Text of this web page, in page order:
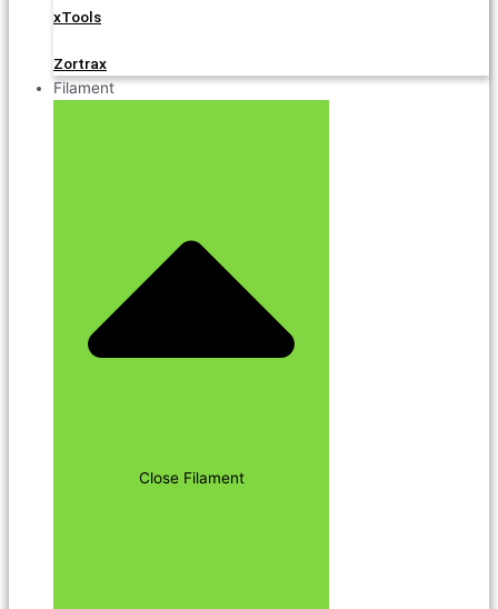
xTools
Zortrax
Filament
Close Filament